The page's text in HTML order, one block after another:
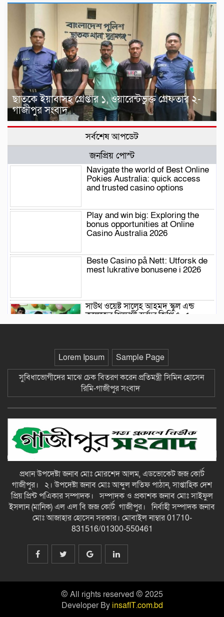
ছাতকে ইয়াবাসহ গ্রেপ্তার ১, ওয়ারেন্টভুক্ত গ্রেফতার ২-
গাজীপুর সংবাদ
সর্বশেষ আপডেট
জনপ্রিয় পোস্ট
Navigate the world of Best Online
Pokies Australia: quick access
and trusted casino options
Play and win big: Exploring the
bonus opportunities at Online
Casino Australia 2026
Beste Casino på Nett: Utforsk de
mest lukrative bonusene i 2026
সাউথ ওয়েষ্ট সালেহ আহমদ স্কুল এন্ড
কলেজের শিক্ষার্থী স্বর্বা’র জিপিএ- ৫ +
(গোল্ডেন-৫) অর্জন-গাজীপুর সংবাদ
Play and win at PayID Pokies
Australia: explore the top slots
and instant deposit
Find your favorites: best games
and promotions at the Best Online
Casino Canada for
Fast Withdrawal Casino UK 2026:
Top promotions that enhance your
gaming experience
Best Online Casino Canada 2026
mobile app insights: Play
anywhere with quick access to
১১৯৯ নম্বর পেয়ে এসএসসিতে গলাচিপা
উপজেলায় প্রথম লাইসা আনান-গাজীপুর
সংবাদ
Explore the top mobile casino
apps of 2026: seamless gaming at
your fingertips
Lorem Ipsum
Sample Page
সুবিধাভোগীদের মাঝে চেক বিতরণ করেন প্রতিমন্ত্রী সিমিন হোসেন
রিমি-গাজীপুর সংবাদ
প্রধান উপদেষ্টা জনাব মোঃ মোরশেদ আলম, এডভোকেট জজ কোর্ট
গাজীপুর। ২। উপদেষ্টা জনাব মোঃ আব্দুল লতিফ পাঠান, সাপ্তাহিক দেশ
প্রিয় প্রিন্ট পএিকার সম্পাদক। সম্পাদক ও প্রকাশক জনাব মোঃ সাইফুল
ইসলান (মানিক) এল এল বি জজ কোর্ট গাজীপুর। নির্বাহী সম্পাদক জনাব
মোঃ আজাহার হোসেন সরকার। মোবাইল নাম্বার 01710-
831516/01300-550461
© All rights reserved © 2025
Developer By insafIT.com.bd